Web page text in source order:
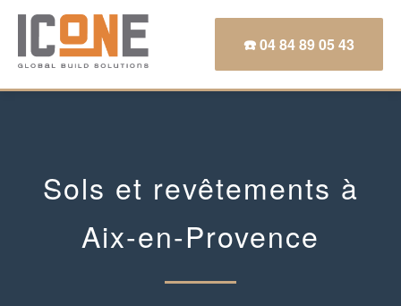
☎️ 04 84 89 05 43
Sols et revêtements à
Aix-en-Provence